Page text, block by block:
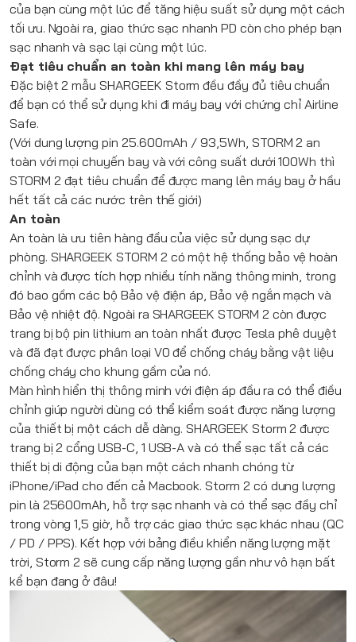
của bạn cùng một lúc để tăng hiệu suất sử dụng một cách
tối ưu. Ngoài ra, giao thức sạc nhanh PD còn cho phép bạn
sạc nhanh và sạc lại cùng một lúc.
Đạt tiêu chuẩn an toàn khi mang lên máy bay
Đặc biệt 2 mẫuSHARGEEK Storm đều đầy đủ tiêu chuẩn
để bạn có thể sử dụng khi đi máy bay với chứng chỉ Airline
Safe.
(Với dung lượng pin 25.600mAh / 93,5Wh, STORM 2 an
toàn với mọi chuyến bay và với công suất dưới 100Wh thì
STORM 2 đạt tiêu chuẩn để được mang lên máy bay ở hầu
hết tất cả các nước trên thế giới)
An toàn
An toàn là ưu tiên hàng đầu của việc sử dụng sạc dự
phòng. SHARGEEK STORM 2 có một hệ thống bảo vệ hoàn
chỉnh và được tích hợp nhiều tính năng thông minh, trong
đó bao gồm các bộ Bảo vệ điện áp, Bảo vệ ngắn mạch và
Bảo vệ nhiệt độ. Ngoài ra SHARGEEK STORM 2 còn được
trang bị bộ pin lithium an toàn nhất được Tesla phê duyệt
và đã đạt được phân loại V0 để chống cháy bằng vật liệu
chống cháy cho khung gầm của nó.
Màn hình hiển thị thông minh với điện áp đầu ra có thể điều
chỉnh giúp người dùng có thể kiểm soát được năng lượng
của thiết bị một cách dễ dàng.SHARGEEK Storm 2 được
trang bị 2 cổng USB-C, 1 USB-A và có thể sạc tất cả các
thiết bị di động của bạn một cách nhanh chóng từ
iPhone/iPad cho đến cả Macbook. Storm 2 có dung lượng
pin là 25600mAh, hỗ trợ sạc nhanh và có thể sạc đầy chỉ
trong vòng 1,5 giờ, hỗ trợ các giao thức sạc khác nhau (QC
/ PD / PPS). Kết hợp với bảng điều khiển năng lượng mặt
trời, Storm 2 sẽ cung cấp năng lượng gần như vô hạn bất
kể bạn đang ở đâu!